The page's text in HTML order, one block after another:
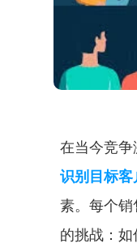
在当今竞争
识别目标客
素。每个销
的挑战：